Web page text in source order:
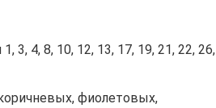
4, 8, 10, 12, 13, 17, 19, 21, 22, 26,
фиолетовых,